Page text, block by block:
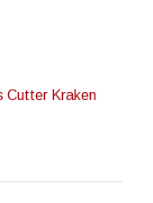
Cutter Kraken